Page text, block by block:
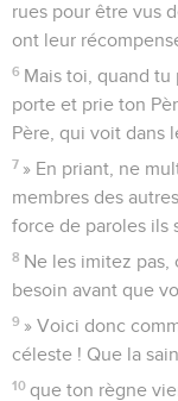
rues pour être vus
ont leur
6 Mais toi, quand tu
porte et prie ton
Père, qui voit dans
7 » En priant, ne
membres des
force de paroles ils
8 Ne les imitez pas,
besoin avant que
9 » Voici donc
céleste ! Que la
10 que ton règne